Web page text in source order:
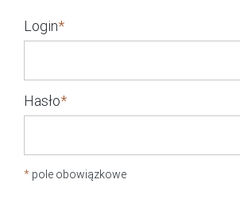
Login*
Hasło*
* pole obowiązkowe